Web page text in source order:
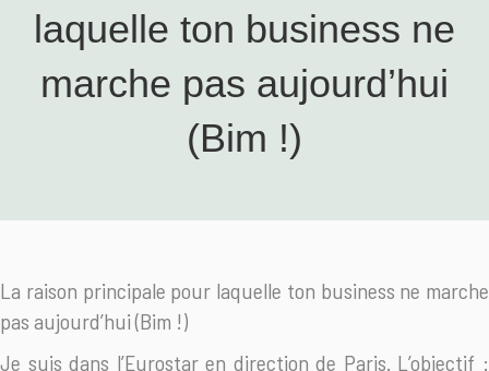
laquelle ton business ne
marche pas aujourd’hui
(Bim !)
La raison principale pour laquelle ton business ne marche
pas aujourd’hui (Bim !)
Je suis dans l’Eurostar en direction de Paris. L’objectif :